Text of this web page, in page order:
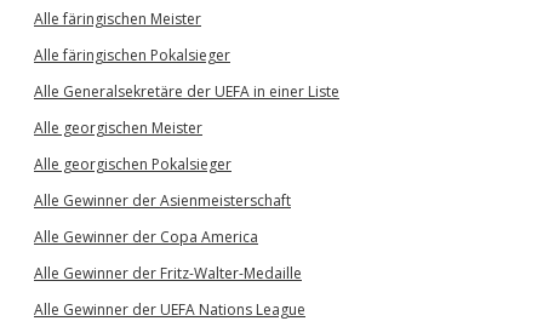
Alle färingischen Meister
Alle färingischen Pokalsieger
Alle Generalsekretäre der UEFA in einer Liste
Alle georgischen Meister
Alle georgischen Pokalsieger
Alle Gewinner der Asienmeisterschaft
Alle Gewinner der Copa America
Alle Gewinner der Fritz-Walter-Medaille
Alle Gewinner der UEFA Nations League